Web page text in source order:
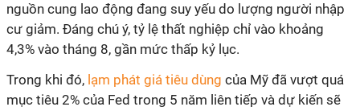
nguồn cung lao động đang suy yếu do lượng người nhập
cư giảm. Đáng chú ý, tỷ lệ thất nghiệp chỉ vào khoảng
4,3% vào tháng 8, gần mức thấp kỷ lục.
Trong khi đó, lạm phát giá tiêu dùng của Mỹ đã vượt quá
mục tiêu 2% của Fed trong 5 năm liên tiếp và dự kiến sẽ